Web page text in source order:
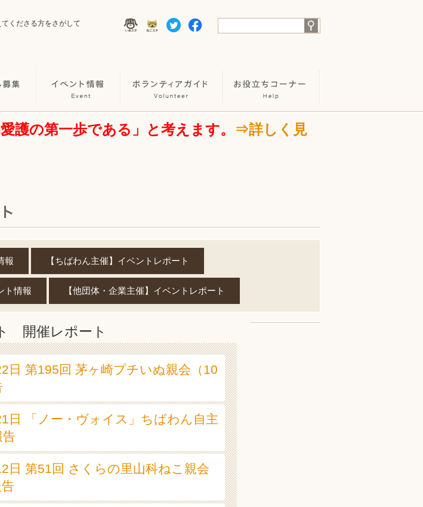
くださる方をさがして
護の第一歩である」と考えます。
⇒詳しく見
報 【ちばわん主催】イベントレポート
ト情報 【他団体・企業主催】イベントレポート
開催レポート
日 第195回 茅ヶ崎プチいぬ親会（10
日 「ノー・ヴォイス」ちばわん自主
告
日 第51回 さくらの里山科ねこ親会